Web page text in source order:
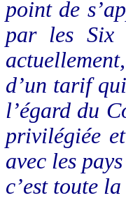
point de
par les Six
d’un tarif
l’égard du
privilégiée
avec les
c’est toute